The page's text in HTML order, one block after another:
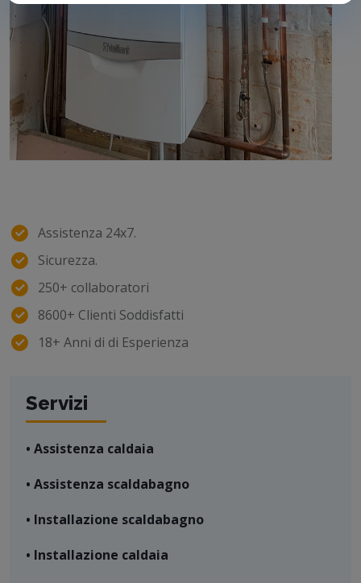
Assistenza 24x7.
Sicurezza.
250+ collaboratori
8600+ Clienti Soddisfatti
18+ Anni di di Esperienza
Servizi
• Assistenza caldaia
• Assistenza scaldabagno
• Installazione scaldabagno
• Installazione caldaia